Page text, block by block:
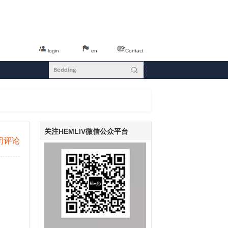
Contact
en
login
评论
关注HEMLIV微信公众平台